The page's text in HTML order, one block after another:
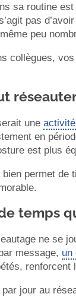
sa routine
pas
peu
collègues,
une
en
est plus
permet
temps
ne se
message, un
renforcent
jour au